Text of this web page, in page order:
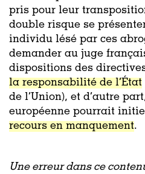
pris pour leur
double risque se
individu lésé par ces
demander au juge
dispositions des
la responsabilité de l’État
de l’Union), et d’autre
européenne pourrait
recours en manquement.
Une erreur dans ce